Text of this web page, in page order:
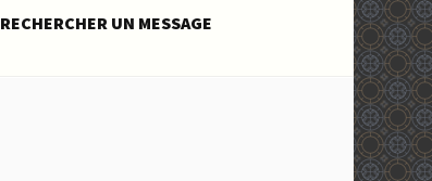
RECHERCHER UN MESSAGE